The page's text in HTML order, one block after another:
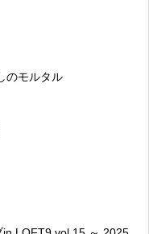
のモルタル